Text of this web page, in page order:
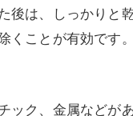
後は、しっかりと
ことが有効です。
ック、金属などが